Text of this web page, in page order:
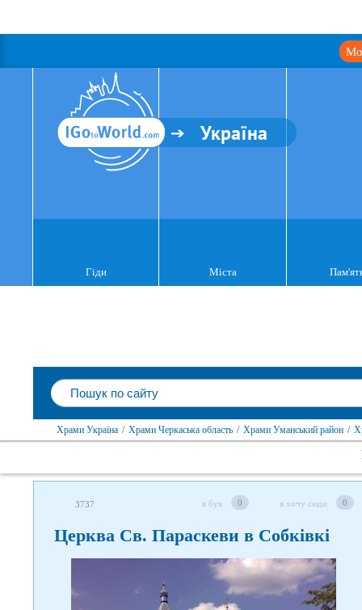
Україна
Гіди Міста
Храми Україна / Храми Черкаська область / Храми Уманський район /
3737 я був 0 я хочу сюди 0
Церква Св. Параскеви в Собківкі
Слідкуйте за нами в соцмережах